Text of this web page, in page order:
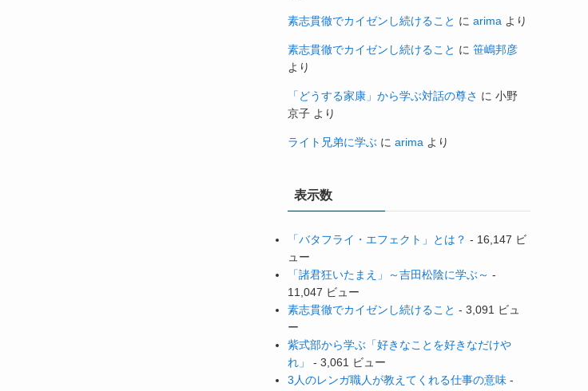
素志貫徹でカイゼンし続けること に arima より
素志貫徹でカイゼンし続けること に 笹嶋邦彦
より
「どうする家康」から学ぶ対話の尊さ に 小野
京子 より
ライト兄弟に学ぶ に arima より
表示数
「バタフライ・エフェクト」とは？ - 16,147 ビ
ュー
「諸君狂いたまえ」～吉田松陰に学ぶ～ -
11,047 ビュー
素志貫徹でカイゼンし続けること - 3,091 ビュ
ー
紫式部から学ぶ「好きなことを好きなだけや
れ」
- 3,061 ビュー
3人のレンガ職人が教えてくれる仕事の意味 -